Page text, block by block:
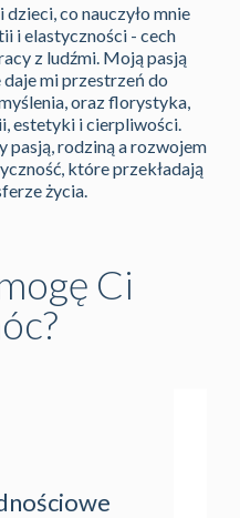
co nauczyło mnie
i elastyczności - cech
z ludźmi. Moją pasją
mi przestrzeń do
oraz florystyka,
estetyki i cierpliwości.
pasją, rodziną a rozwojem
które przekładają
życia.
Ci